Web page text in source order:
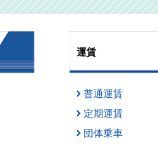
運賃
普通運賃
定期運賃
団体乗車